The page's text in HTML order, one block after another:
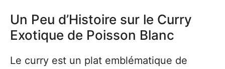
Un Peu d’Histoire sur le Curry
Exotique de Poisson Blanc
Le curry est un plat emblématique de